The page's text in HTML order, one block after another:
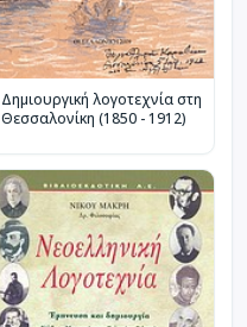
Δημιουργική λογοτεχνία στη
Θεσσαλονίκη (1850 - 1912)